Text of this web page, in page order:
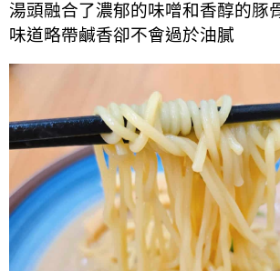
湯頭融合了濃郁的味噌和香醇的豚
味道略帶鹹香卻不會過於油膩